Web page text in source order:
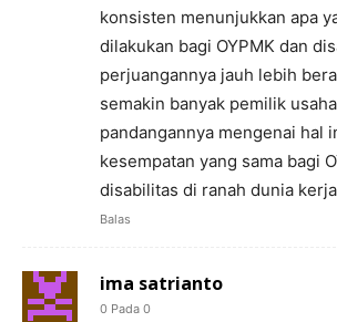
konsisten menunjukkan apa
dilakukan bagi OYPMK dan
perjuangannya jauh lebih
semakin banyak pemilik
pandangannya mengenai hal
kesempatan yang sama bagi
disabilitas di ranah dunia
Balas
ima satrianto
0 Pada 0